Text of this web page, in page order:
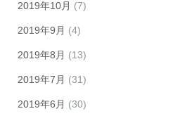
2019年10月 (7)
2019年9月 (4)
2019年8月 (13)
2019年7月 (31)
2019年6月 (30)